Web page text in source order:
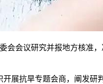
会议研究并报地方核准，
抗旱专题会商，阐发研